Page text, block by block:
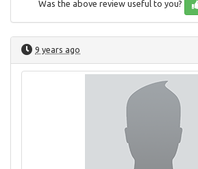
Was the above review useful to you?
9 years ago